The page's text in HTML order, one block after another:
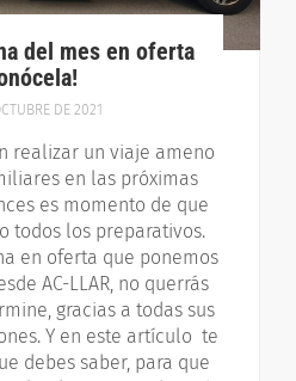
del mes en oferta
DE 2021
realizar un viaje ameno
en las próximas
es momento de que
todos los preparativos.
en oferta que ponemos
AC-LLAR, no querrás
gracias a todas sus
Y en este artículo te
debes saber, para que